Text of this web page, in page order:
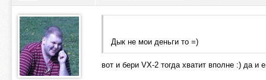
Дык не мои деньги то =)
вот и бери VX-2 тогда хватит вполне :) да и